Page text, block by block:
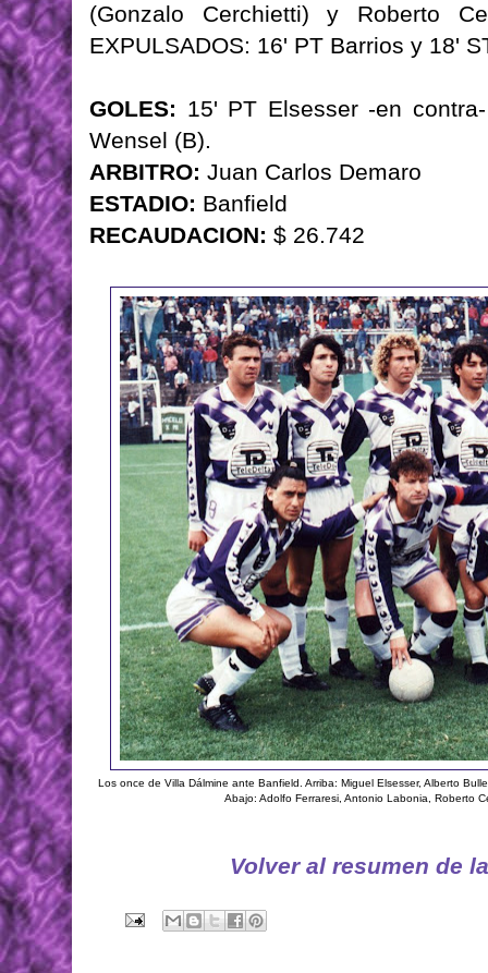
(Gonzalo Cerchietti) y Roberto
EXPULSADOS: 16' PT Barrios y 18'
GOLES: 15' PT Elsesser -en
Wensel (B).
ARBITRO: Juan Carlos Demaro
ESTADIO: Banfield
RECAUDACION: $ 26.742
Los once de Villa Dálmine ante Banfield. Arriba: Miguel Elsesser, Alberto
Abajo: Adolfo Ferraresi, Antonio Labonia, Roberto
Volver al resumen de